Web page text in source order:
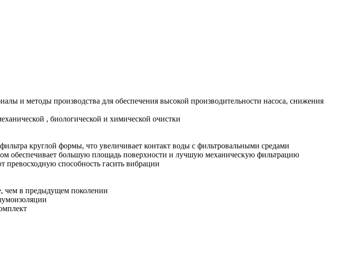
и методы производства для обеспечения высокой производительности насоса, снижения
, биологической и химической очистки
круглой формы, что увеличивает контакт воды с фильтровальными средами
обеспечивает большую площадь поверхности и лучшую механическую фильтрацию
способность гасить вибрации
чем в предыдущем поколении